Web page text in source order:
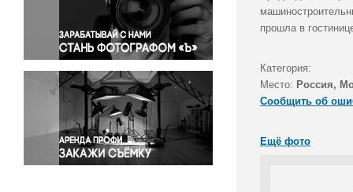
Правосудие
Происшествия и конфликты
Религия
Светская жизнь
Спорт
Экология
Экономика и бизнес
прошла в
Категория:
Место: Россия,
Сообщить об
Ещё фото